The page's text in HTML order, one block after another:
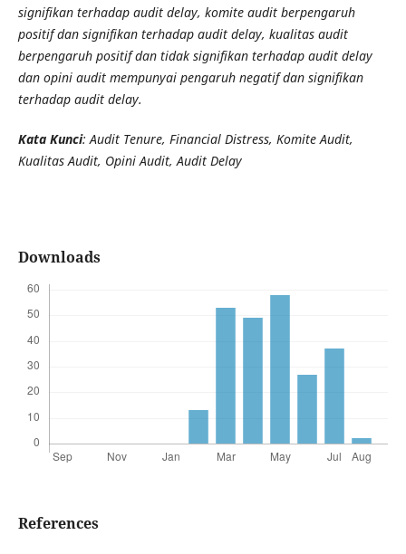
signifikan terhadap audit delay, komite audit berpengaruh
positif dan signifikan terhadap audit delay, kualitas audit
berpengaruh positif dan tidak signifikan terhadap audit delay
dan opini audit mempunyai pengaruh negatif dan signifikan
terhadap audit delay.
Kata Kunci: Audit Tenure, Financial Distress, Komite Audit,
Kualitas Audit, Opini Audit, Audit Delay
Downloads
References